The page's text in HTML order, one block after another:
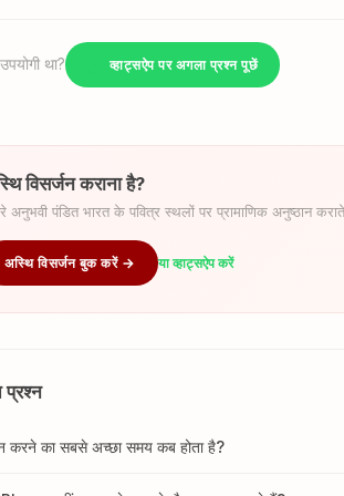
था? व्हाट्सऐप पर अगला प्रश्न पूछें
विसर्जन कराना है?
अनुभवी पंडित भारत के पवित्र स्थलों पर प्रामाणिक अनुष्ठान
अस्थि विसर्जन बुक करें → या व्हाट्सऐप करें
प्रश्न
करने का सबसे अच्छा समय कब होता है?